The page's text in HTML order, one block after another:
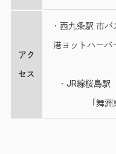
アク
セス
・西九条駅 市
港ヨットハーバ
・JR線桜島駅
「舞